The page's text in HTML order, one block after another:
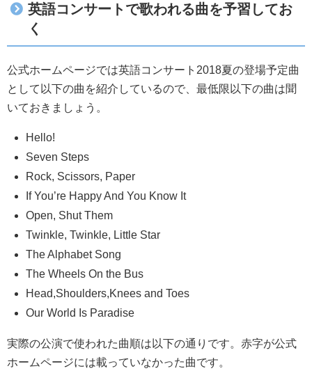
英語コンサートで歌われる曲を予習してお
く
公式ホームページでは英語コンサート2018夏の登場予定曲
として以下の曲を紹介しているので、最低限以下の曲は聞
いておきましょう。
Hello!
Seven Steps
Rock, Scissors, Paper
If You’re Happy And You Know It
Open, Shut Them
Twinkle, Twinkle, Little Star
The Alphabet Song
The Wheels On the Bus
Head,Shoulders,Knees and Toes
Our World Is Paradise
実際の公演で使われた曲順は以下の通りです。赤字が公式
ホームページには載っていなかった曲です。